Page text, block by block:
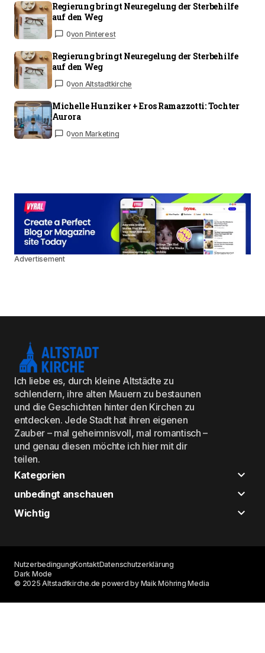
Regierung bringt Neuregelung der Sterbehilfe
auf den Weg
0von Pinterest
Regierung bringt Neuregelung der Sterbehilfe
auf den Weg
0von Altstadtkirche
Michelle Hunziker + Eros Ramazzotti: Tochter
Aurora
0von Marketing
Advertisement
Ich liebe es, durch kleine Altstädte zu
schlendern, ihre alten Mauern zu bestaunen
und die Geschichten hinter den Kirchen zu
entdecken. Jede Stadt hat ihren eigenen
Zauber – mal geheimnisvoll, mal romantisch –
und genau diesen möchte ich hier mit dir
teilen.
Kategorien
unbedingt anschauen
Wichtig
© 2025 Altstadtkirche.de powerd by Maik Möhring Media
NutzerbedingungKontaktDatenschutzerklärung
Dark Mode